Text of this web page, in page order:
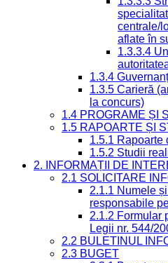
centrale/
aflate în
1.3.3.4
1.3.4
1.3.5 Carieră
la concurs)
1.4 PROGRAME ȘI
1.5 RAPOARTE ȘI
1.5.1 Rapoarte
1.5.2 Studii
2. INFORMAȚII DE
2.1 SOLICITARE
2.1.1 Numele
responsabile
2.1.2 Formular
Legii nr. 544/
2.2 BULETINUL
2.3 BUGET